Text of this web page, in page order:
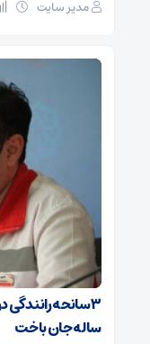
مدیر سایت
ساله جان باخت